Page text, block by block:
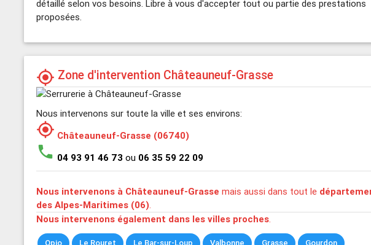
détaillé selon vos besoins. Libre à vous d'accepter tout ou partie des prestations
proposées.
my_location Zone d'intervention Châteauneuf-Grasse
Nous intervenons sur toute la ville et ses environs:
my_location Châteauneuf-Grasse (06740)
phone 04 93 91 46 73 ou 06 35 59 22 09
Nous intervenons à Châteauneuf-Grasse mais aussi dans tout le
des Alpes-Maritimes (06).
Nous intervenons également dans les villes proches.
Opio Le Rouret Le Bar-sur-Loup Valbonne Grasse Gourdon